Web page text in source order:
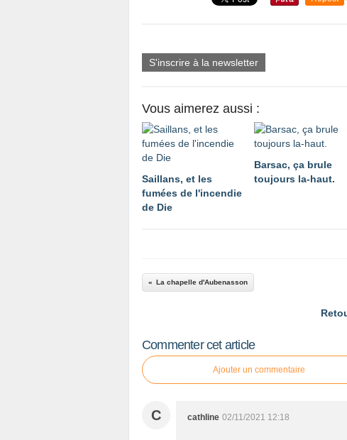
S'inscrire à la newsletter
Vous aimerez aussi :
Saillans, et les
fumées de l'incendie
de Die
Barsac, ça brule
toujours la-haut.
La chapelle d'Aubenasson
Commenter cet article
Ajouter un commentaire
C cathline 02/11/2021 12:18